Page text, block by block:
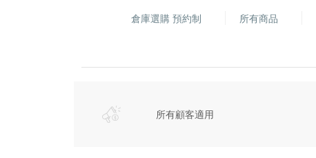
倉庫選購 預約制 所有商品
所有顧客適用